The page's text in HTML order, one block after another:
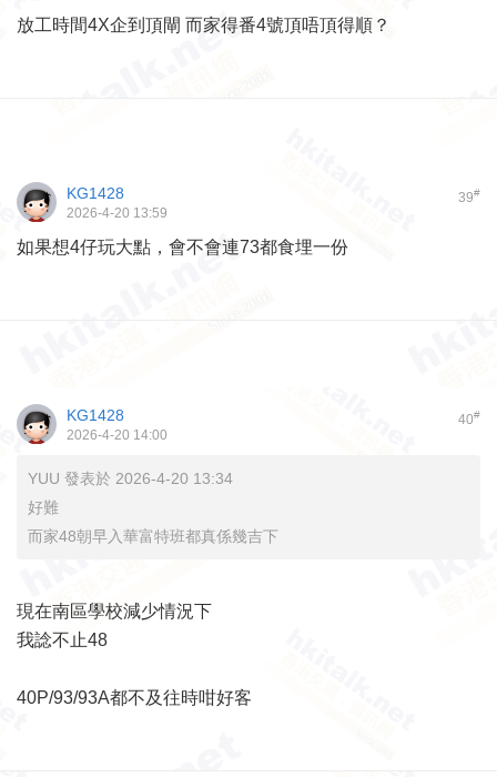
放工時間4X企到頂閘 而家得番4號頂唔頂得順？
39#
KG1428
2026-4-20 13:59
如果想4仔玩大點，會不會連73都食埋一份
40#
KG1428
2026-4-20 14:00
YUU 發表於 2026-4-20 13:34
好難
而家48朝早入華富特班都真係幾吉下
現在南區學校減少情況下
我諗不止48
40P/93/93A都不及往時咁好客